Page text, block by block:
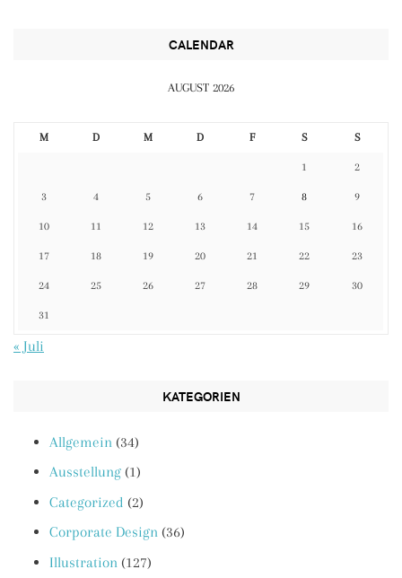
CALENDAR
AUGUST 2026
M D M D F S S
1 2
3 4 5 6 7 8 9
10 11 12 13 14 15 16
17 18 19 20 21 22 23
24 25 26 27 28 29 30
31
« Juli
KATEGORIEN
Allgemein (34)
Ausstellung (1)
Categorized (2)
Corporate Design (36)
Illustration (127)